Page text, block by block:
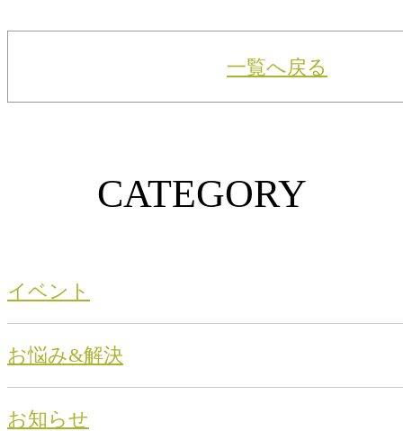
一覧へ戻る
CATEGORY
イベント
お悩み&解決
お知らせ